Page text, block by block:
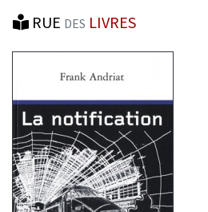
RUE DES LIVRES